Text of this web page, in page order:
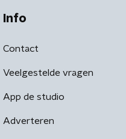
Info
Contact
Veelgestelde vragen
App de studio
Adverteren